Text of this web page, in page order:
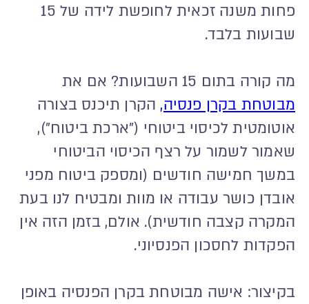
פחות משנה זכאית לחופשת לידה של 15
שבועות בלבד.
מה קורה בתום 15 השבועות? אם את
מבוטחת בקרן פנסיה,הקרן תיכנס בצורה
אוטומטית לכיסוי ביטוחי ("ארכת ביטוח"),
שאמור לשמור על רצף הכיסוי הביטוחי
במשך חמישה חודשים (ומספק ביטוח מפני
אובדן כושר עבודה או מוות ומבטיח לנו בעת
המקרה קצבה חודשית). אולם, בזמן הזה אין
הפקדות לחסכון הפנסיוני.
בקיצור: אישה מבוטחת בקרן הפנסיה באופן